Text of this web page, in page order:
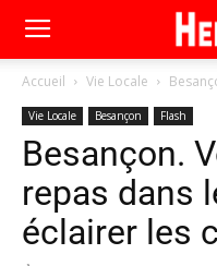
Accueil Vie Locale
Vie Locale Besançon Flash
Besançon.
repas dans
éclairer les